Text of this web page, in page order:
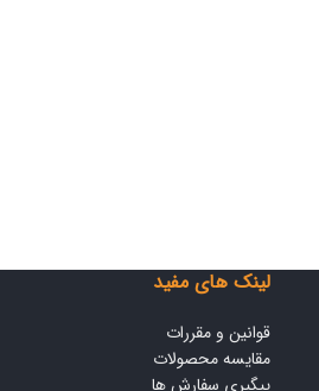
لینک های مفید
قوانین و مقررات
مقایسه محصولات
پیگیری سفارش ها